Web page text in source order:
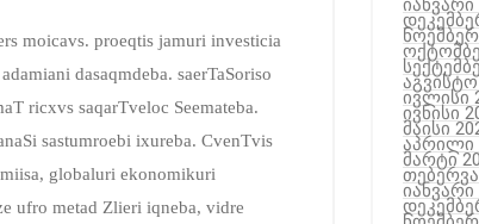
moicavs. proeqtis jamuri investicia
dasaqmdeba. saerTaSoriso
ricxvs saqarTveloc Seemateba.
sastumroebi ixureba. CvenTvis
globaluri ekonomikuri
ufro metad Zlieri iqneba, vidre
იანვარი
აგვისტო
ივლისი
ივნისი
მაისი
აპრილი
მარტი
იანვარი